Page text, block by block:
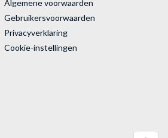
Algemene voorwaarden
Gebruikersvoorwaarden
Privacyverklaring
Cookie-instellingen